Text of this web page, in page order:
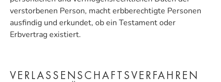
verstorbenen Person, macht erbberechtigte Personen
ausfindig und erkundet, ob ein Testament oder
Erbvertrag existiert.
VERLASSENSCHAFTS­VERFAHREN